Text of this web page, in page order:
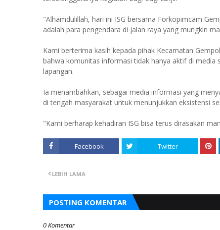
"Alhamdulillah, hari ini ISG bersama Forkopimcam
adalah para pengendara di jalan raya yang mungkin
Kami berterima kasih kepada pihak Kecamatan
bahwa komunitas informasi tidak hanya aktif di media
lapangan.
Ia menambahkan, sebagai media informasi yang
di tengah masyarakat untuk menunjukkan eksistensi
"Kami berharap kehadiran ISG bisa terus dirasakan
Facebook Twitter
LEBIH LAMA
POSTING KOMENTAR
0 Komentar